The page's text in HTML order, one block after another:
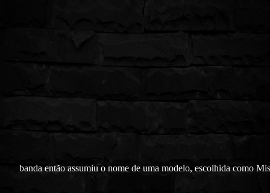
banda então assumiu o nome de uma modelo, escolhida como